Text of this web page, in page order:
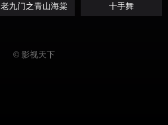
老九门之青山海棠 十手舞
© 影视天下